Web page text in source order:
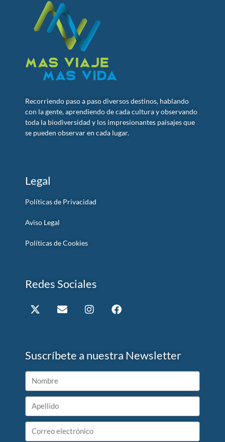
Recorriendo paso a paso diversos destinos, hablando
con la gente, aprendiendo de cada cultura y observando
toda la biodiversidad y los impresionantes paisajes que
se pueden observar en cada lugar.
Legal
Políticas de Privacidad
Aviso Legal
Políticas de Cookies
Redes Sociales
Suscríbete a nuestra Newsletter